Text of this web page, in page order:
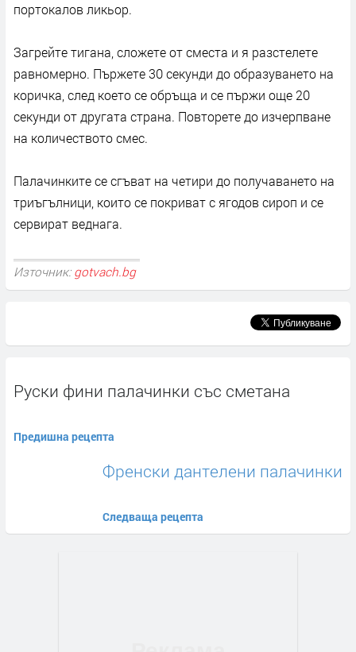
портокалов ликьор.
Загрейте тигана, сложете от сместа и я разстелете
равномерно. Пържете 30 секунди до образуването на
коричка, след което се обръща и се пържи още 20
секунди от другата страна. Повторете до изчерпване
на количеството смес.
Палачинките се сгъват на четири до получаването на
триъгълници, които се покриват с ягодов сироп и се
сервират веднага.
Източник: gotvach.bg
Руски фини палачинки със сметана
Предишна рецепта
Френски дантелени палачинки
Следваща рецепта